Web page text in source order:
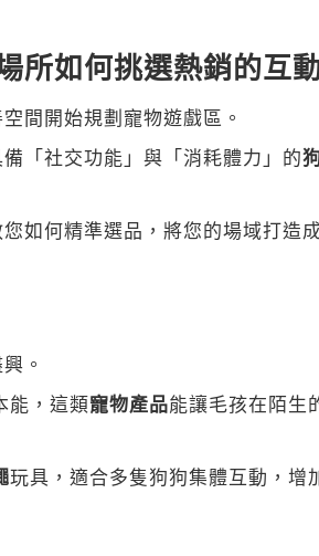
所如何挑選熱銷的互
間開始規劃寵物遊戲區。
「社交功能」與「消耗體力」的
如何精準選品，將您的場域打造
。
能，這類寵物產品能讓毛孩在陌生
玩具，適合多隻狗狗集體互動，增